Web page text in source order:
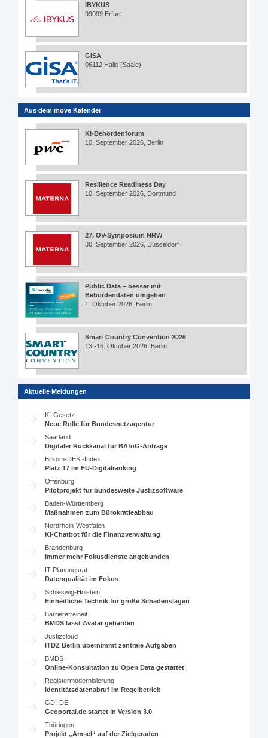
IBYKUS
99099 Erfurt
GISA
06112 Halle (Saale)
Aus dem move Kalender
KI-Behördenforum
10. September 2026, Berlin
Resilience Readiness Day
10. September 2026, Dortmund
27. ÖV-Symposium NRW
30. September 2026, Düsseldorf
Public Data – besser mit
Behördendaten umgehen
1. Oktober 2026, Berlin
Smart Country Convention 2026
13.-15. Oktober 2026, Berlin
Aktuelle Meldungen
KI-Gesetz
Neue Rolle für Bundesnetzagentur
Saarland
Digitaler Rückkanal für BAföG-Anträge
Bitkom-DESI-Index
Platz 17 im EU-Digitalranking
Offenburg
Pilotprojekt für bundesweite Justizsoftware
Baden-Württemberg
Maßnahmen zum Bürokratieabbau
Nordrhein-Westfalen
KI-Chatbot für die Finanzverwaltung
Brandenburg
Immer mehr Fokusdienste angebunden
IT-Planungsrat
Datenqualität im Fokus
Schleswig-Holstein
Einheitliche Technik für große Schadenslagen
Barrierefreiheit
BMDS lässt Avatar gebärden
Justizcloud
ITDZ Berlin übernimmt zentrale Aufgaben
BMDS
Online-Konsultation zu Open Data gestartet
Registermodernisierung
Identitätsdatenabruf im Regelbetrieb
GDI-DE
Geoportal.de startet in Version 3.0
Thüringen
Projekt „Amsel“ auf der Zielgeraden